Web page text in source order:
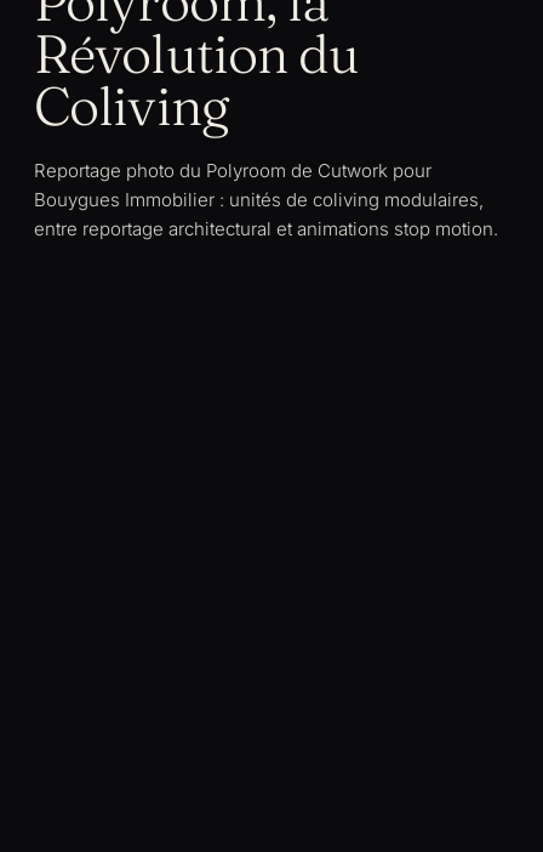
Révolution du
Coliving
Reportage photo du Polyroom de Cutwork pour
Bouygues Immobilier : unités de coliving modulaires,
entre reportage architectural et animations stop motion.